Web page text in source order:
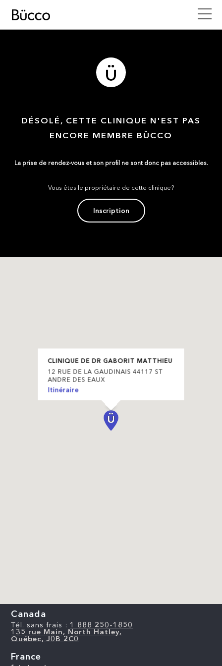
DÉSOLÉ, CETTE CLINIQUE N'EST PAS
ENCORE MEMBRE BÜCCO
La prise de rendez-vous et son profil ne sont donc pas accessibles.
Vous êtes le propriétaire de cette clinique?
Inscription
CLINIQUE DE DR GABORIT MATTHIEU
12 RUE DE LA GAUDINAIS 44117 ST
ANDRE DES EAUX
Itinéraire
Canada
Tél. sans frais : 1 888 250-1850
135 rue Main, North Hatley,
Québec, J0B 2C0
France